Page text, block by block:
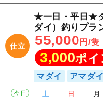
仕立
★一日・平日★
ダイ）釣りプラ
55,000 円/隻
3,000ポイ
マダイ アマダ
今日 土 日 月